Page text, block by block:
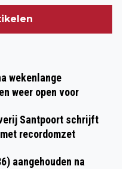
wekenlange
weer open voor
Santpoort schrijft
recordomzet
aangehouden na